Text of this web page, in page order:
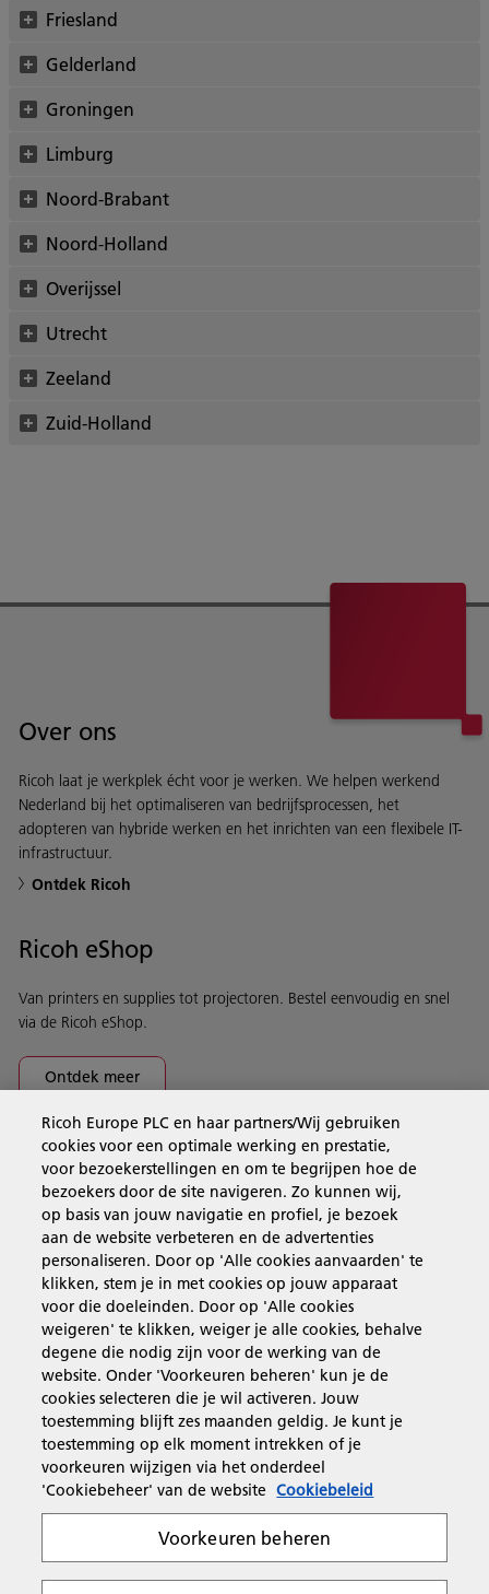
Friesland
Gelderland
Groningen
Limburg
Noord-Brabant
Noord-Holland
Overijssel
Utrecht
Zeeland
Zuid-Holland
Over ons
Ricoh laat je werkplek écht voor je werken. We helpen werkend
Nederland bij het optimaliseren van bedrijfsprocessen, het
adopteren van hybride werken en het inrichten van een flexibele IT-
infrastructuur.
Ontdek Ricoh
Ricoh eShop
Van printers en supplies tot projectoren. Bestel eenvoudig en snel
via de Ricoh eShop.
Ontdek meer
Business Solutions
Producten en services
Support en contact
Inspiratie
Volg Ricoh
Ricoh Europe PLC en haar partners/Wij gebruiken
cookies voor een optimale werking en prestatie,
voor bezoekerstellingen en om te begrijpen hoe de
bezoekers door de site navigeren. Zo kunnen wij,
op basis van jouw navigatie en profiel, je bezoek
aan de website verbeteren en de advertenties
personaliseren. Door op 'Alle cookies aanvaarden' te
klikken, stem je in met cookies op jouw apparaat
voor die doeleinden. Door op 'Alle cookies
weigeren' te klikken, weiger je alle cookies, behalve
degene die nodig zijn voor de werking van de
website. Onder 'Voorkeuren beheren' kun je de
cookies selecteren die je wil activeren. Jouw
toestemming blijft zes maanden geldig. Je kunt je
toestemming op elk moment intrekken of je
voorkeuren wijzigen via het onderdeel
'Cookiebeheer' van de website Cookiebeleid
Voorkeuren beheren